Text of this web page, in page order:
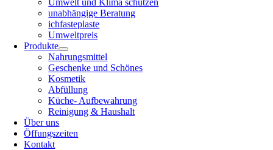
Umwelt und Klima schützen
unabhängige Beratung
ichfasteplaste
Umweltpreis
Produkte
Nahrungsmittel
Geschenke und Schönes
Kosmetik
Abfüllung
Küche- Aufbewahrung
Reinigung & Haushalt
Über uns
Öffungszeiten
Kontakt